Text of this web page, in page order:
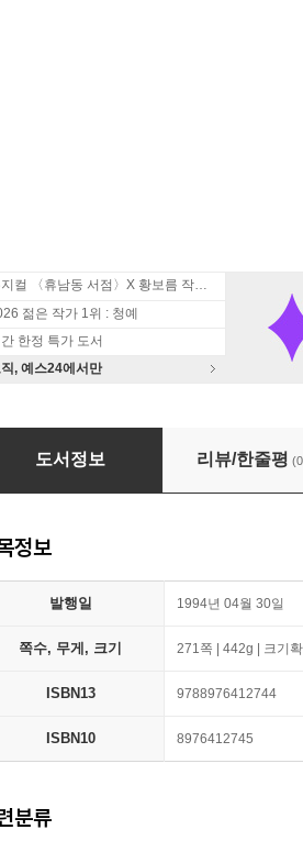
뮤지컬 〈휴남동 서점〉X 황보름 작가 북토크
젊은 작가 1위 : 청예
한정 특가 도서
, 예스24에서만
르 드 네르발의 삶과 죽음의 강박관념
도서정보 리뷰/한줄평
정보
발행일 1994년 04월 30일
쪽수, 무게, 크기 271쪽 | 442g | 크기
ISBN13 9788976412744
ISBN10 8976412745
분류